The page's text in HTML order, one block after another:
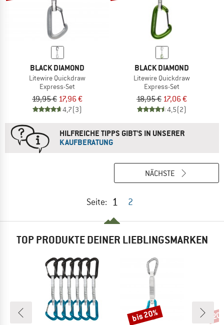
BLACK DIAMOND
Litewire Quickdraw
Express-Set
19,95 € 17,96 €
4,7(3)
BLACK DIAMOND
Litewire Quickdraw
Express-Set
18,95 € 17,06 €
4,5(2)
HILFREICHE TIPPS GIBT'S IN UNSERER
KAUFBERATUNG
Seite: 1 2
NÄCHSTE
TOP PRODUKTE DEINER LIEBLINGSMARKEN
Rabatt
bis 20%